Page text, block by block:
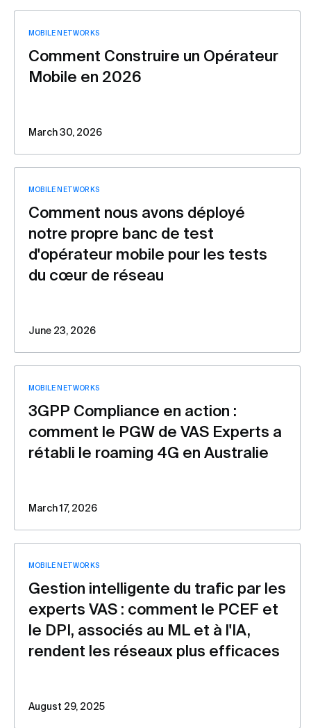
MOBILE NETWORKS
Comment Construire un Opérateur
Mobile en 2026
March 30, 2026
MOBILE NETWORKS
Comment nous avons déployé
notre propre banc de test
d'opérateur mobile pour les tests
du cœur de réseau
June 23, 2026
MOBILE NETWORKS
3GPP Compliance en action :
comment le PGW de VAS Experts a
rétabli le roaming 4G en Australie
March 17, 2026
MOBILE NETWORKS
Gestion intelligente du trafic par les
experts VAS : comment le PCEF et
le DPI, associés au ML et à l'IA,
rendent les réseaux plus efficaces
August 29, 2025